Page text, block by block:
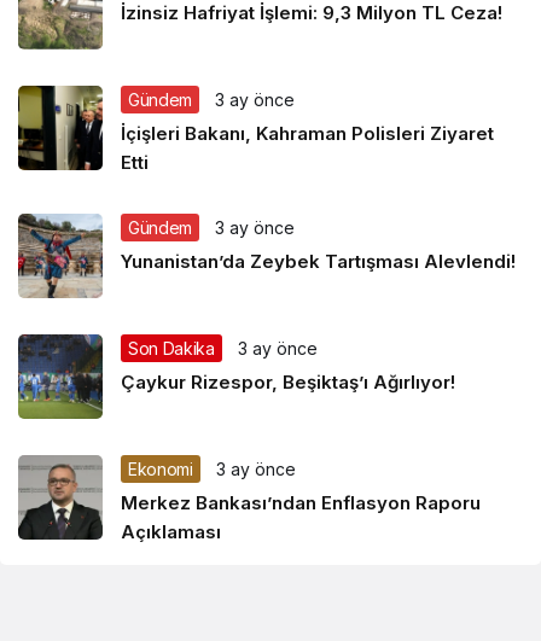
İzinsiz Hafriyat İşlemi: 9,3 Milyon TL Ceza!
Gündem 3 ay önce
İçişleri Bakanı, Kahraman Polisleri Ziyaret
Etti
Gündem 3 ay önce
Yunanistan’da Zeybek Tartışması Alevlendi!
Son Dakika 3 ay önce
Çaykur Rizespor, Beşiktaş’ı Ağırlıyor!
Ekonomi 3 ay önce
Merkez Bankası’ndan Enflasyon Raporu
Açıklaması